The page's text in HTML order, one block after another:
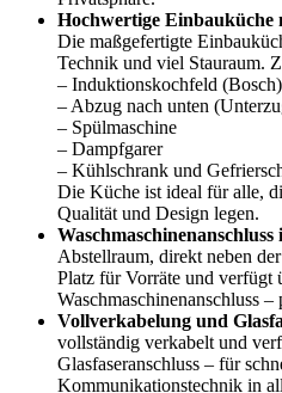
Hochwertige
Die maßgefertigte
Technik und viel Stauraum.
– Induktionskochfeld (Bosch)
– Abzug nach unten
– Spülmaschine
– Dampfgarer
– Kühlschrank und
Die Küche ist ideal für alle,
Qualität und Design legen.
Abstellraum, direkt neben
Platz für Vorräte und verfügt
Waschmaschinenanschluss
Vollverkabelung und
vollständig verkabelt und
Glasfaseranschluss – für
Kommunikationstechnik in